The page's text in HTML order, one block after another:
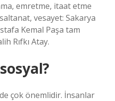
emretme, itaat etme
vesayet: Sakarya
Kemal Paşa tam
Rıfkı Atay.
çok önemlidir. İnsanlar